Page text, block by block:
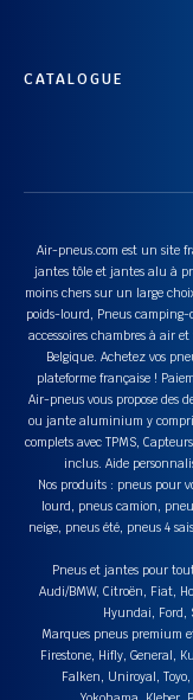
CATALOGUE
Air-pneus.com est un site
jantes tôle et jantes alu à
moins chers sur un large
poids-lourd, Pneus camping-
accessoires chambres à air
Belgique. Achetez vos
plateforme française !
Air-pneus vous propose des
ou jante aluminium y
complets avec TPMS,
inclus. Aide
Nos produits : pneus pour
lourd, pneus camion,
neige, pneus été, pneus 4
Pneus et jantes pour
Audi/BMW, Citroën, Fiat,
Hyundai, Ford,
Marques pneus premium
Firestone, Hifly, General,
Falken, Uniroyal, Toyo,